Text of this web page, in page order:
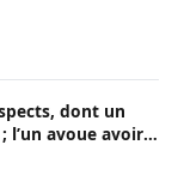
dont un
l’un avoue avoir